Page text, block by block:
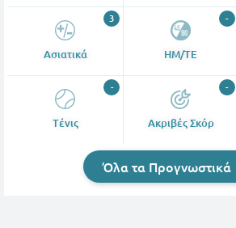
Ασιατικά
3
ΗΜ/ΤΕ
-
Tένις
-
Ακριβές Σκόρ
-
Όλα τα Προγνωστικά